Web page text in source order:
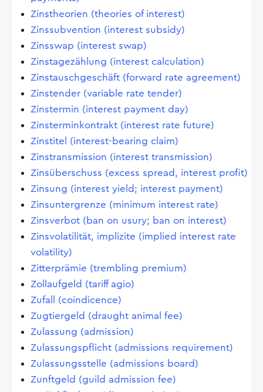
Zinstheorien (theories of interest)
Zinssubvention (interest subsidy)
Zinsswap (interest swap)
Zinstagezählung (interest calculation)
Zinstauschgeschäft (forward rate agreement)
Zinstender (variable rate tender)
Zinstermin (interest payment day)
Zinsterminkontrakt (interest rate future)
Zinstitel (interest-bearing claim)
Zinstransmission (interest transmission)
Zinsüberschuss (excess spread, interest profit)
Zinsung (interest yield; interest payment)
Zinsuntergrenze (minimum interest rate)
Zinsverbot (ban on usury; ban on interest)
Zinsvolatilität, implizite (implied interest rate
volatility)
Zitterprämie (trembling premium)
Zollaufgeld (tariff agio)
Zufall (coindicence)
Zugtiergeld (draught animal fee)
Zulassung (admission)
Zulassungspflicht (admissions requirement)
Zulassungsstelle (admissions board)
Zunftgeld (guild admission fee)